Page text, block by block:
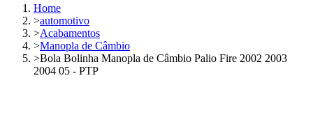
Home
>automotivo
>Acabamentos
>Manopla de Câmbio
>Bola Bolinha Manopla de Câmbio Palio Fire 2002 2003
2004 05 - PTP